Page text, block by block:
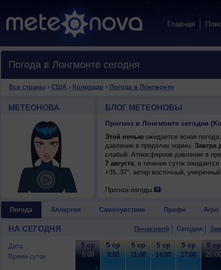
Главная
Погода в Лонгмонте сегодня
Все страны › США› Колорадо › Погода в Лонгмонте
МЕТЕОНОВА БЛОГ МЕТЕОНОВЫ
Прогноз в Лонгмонте сегодня
Этой ночьюожидается ясная
давление в пределах нормы. Завтра
слабый. Атмосферное давление в
7 августа, в течение суток
+35..37°, ветер восточный,
Прогноз погоды
Погода Аллергия Самочувствие Профи Агро
НА СЕГОДНЯ Почасовой Сегодня
Дата
Время суток
5 ср
5:00
5 ср
8:00
5 ср
11:00
5 ср
14:00
5 ср
17:00
5 ср
20:00